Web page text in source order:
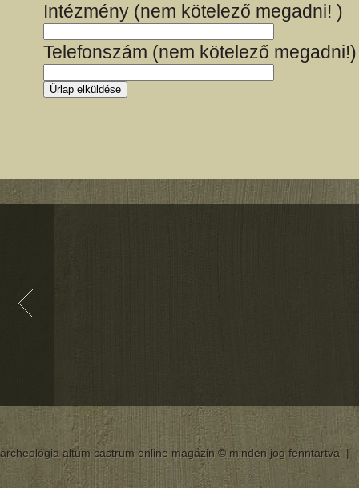
Intézmény (nem kötelező megadni! )
Telefonszám (nem kötelező megadni!)
archeológia altum castrum online magazin © minden jog fenntartva |